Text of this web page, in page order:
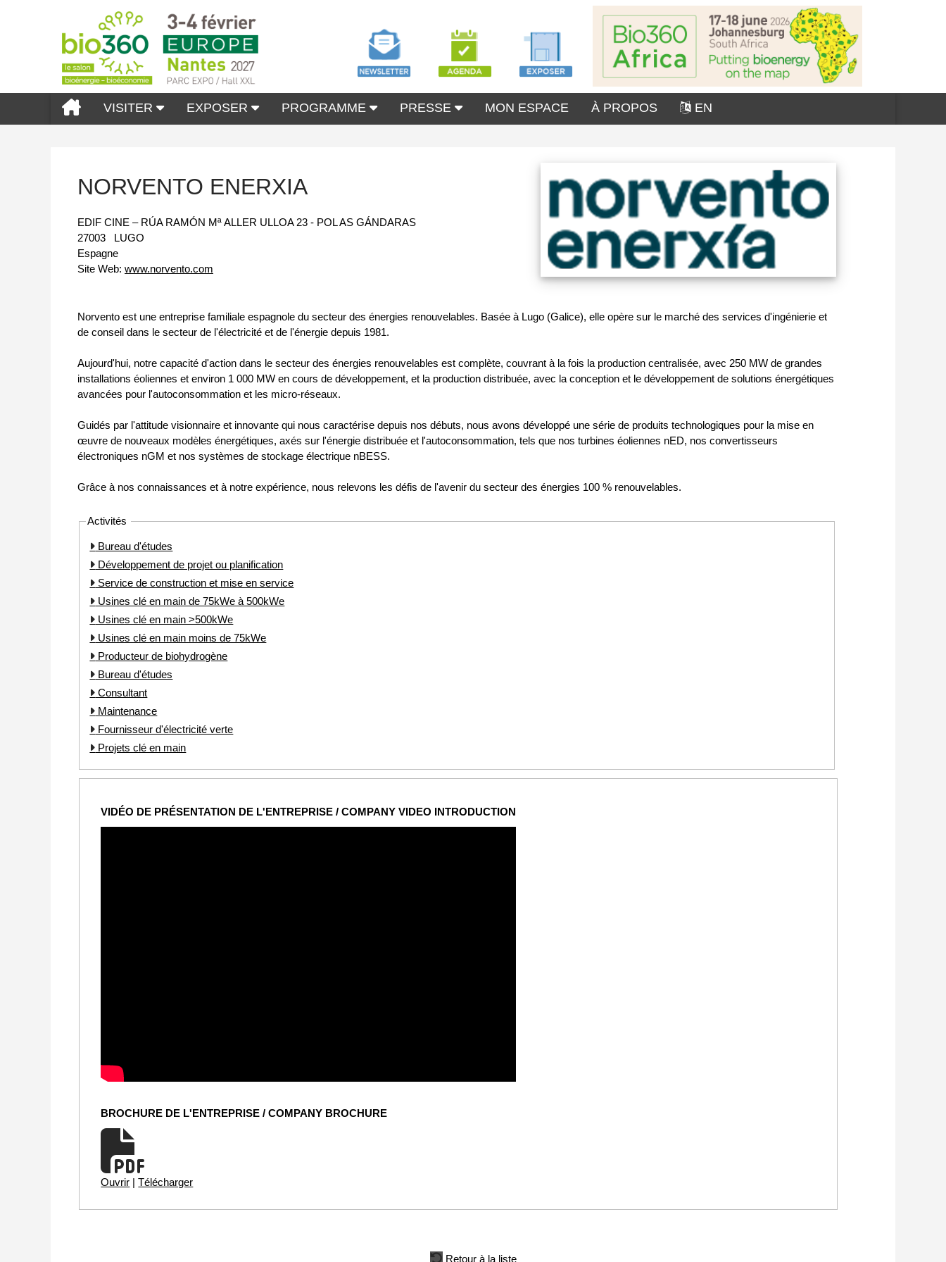
VISITER EXPOSER PROGRAMME PRESSE MON ESPACE À PROPOS EN
NORVENTO ENERXIA
EDIF CINE – RÚA RAMÓN Mª ALLER ULLOA 23 - POL AS GÁNDARAS
27003
LUGO
Espagne
Site Web: www.norvento.com
Norvento est une entreprise familiale espagnole du secteur des énergies renouvelables. Basée à Lugo (Galice), elle opère sur le marché des services d'ingénierie et
de conseil dans le secteur de l'électricité et de l'énergie depuis 1981.
Aujourd'hui, notre capacité d'action dans le secteur des énergies renouvelables est complète, couvrant à la fois la production centralisée, avec 250 MW de grandes
installations éoliennes et environ 1 000 MW en cours de développement, et la production distribuée, avec la conception et le développement de solutions énergétiques
avancées pour l'autoconsommation et les micro-réseaux.
Guidés par l'attitude visionnaire et innovante qui nous caractérise depuis nos débuts, nous avons développé une série de produits technologiques pour la mise en
œuvre de nouveaux modèles énergétiques, axés sur l'énergie distribuée et l'autoconsommation, tels que nos turbines éoliennes nED, nos convertisseurs
électroniques nGM et nos systèmes de stockage électrique nBESS.
Grâce à nos connaissances et à notre expérience, nous relevons les défis de l'avenir du secteur des énergies 100 % renouvelables.
Activités
Bureau d'études
Développement de projet ou planification
Service de construction et mise en service
Usines clé en main de 75kWe à 500kWe
Usines clé en main >500kWe
Usines clé en main moins de 75kWe
Producteur de biohydrogène
Bureau d'études
Consultant
Maintenance
Fournisseur d'électricité verte
Projets clé en main
VIDÉO DE PRÉSENTATION DE L'ENTREPRISE / COMPANY VIDEO INTRODUCTION
BROCHURE DE L'ENTREPRISE / COMPANY BROCHURE
Ouvrir | Télécharger
Retour à la liste